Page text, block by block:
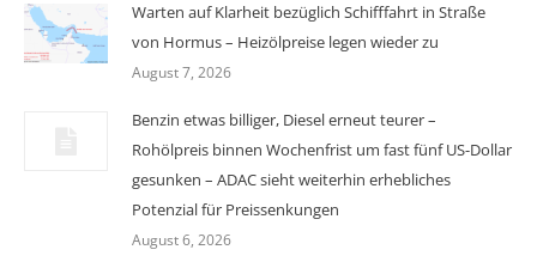
Warten auf Klarheit bezüglich Schifffahrt in Straße
von Hormus – Heizölpreise legen wieder zu
August 7, 2026
Benzin etwas billiger, Diesel erneut teurer –
Rohölpreis binnen Wochenfrist um fast fünf US-Dollar
gesunken – ADAC sieht weiterhin erhebliches
Potenzial für Preissenkungen
August 6, 2026